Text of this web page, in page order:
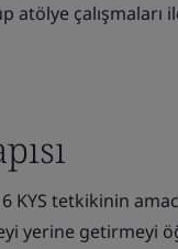
atölye
KYS tetkikinin
yerine getirmeyi